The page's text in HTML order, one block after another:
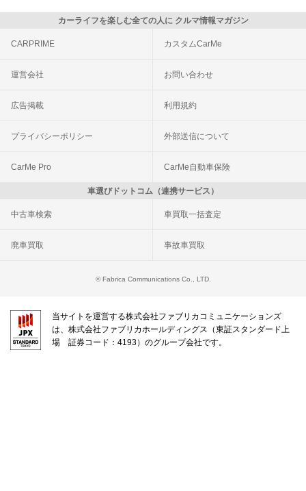
カーライフを楽しむ全ての人に クルマ情報マガジン
CARPRIME カスタムCarMe
運営会社 お問い合わせ
広告掲載 利用規約
プライバシーポリシー 外部送信について
CarMe Pro CarMe自動車保険
車選びドットコム（連携サービス）
中古車検索 車買取一括査定
廃車買取 事故車買取
© Fabrica Communications Co., LTD.
当サイトを運営する株式会社ファブリカコミュニケーションズ
は、株式会社ファブリカホールディングス（東証スタンダード上
場 証券コード：4193）のグループ会社です。